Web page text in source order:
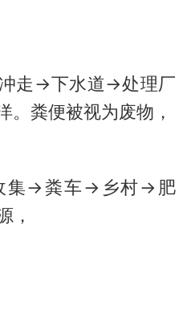
走→下水道→处理厂
粪便被视为废物，
集→粪车→乡村→肥
，